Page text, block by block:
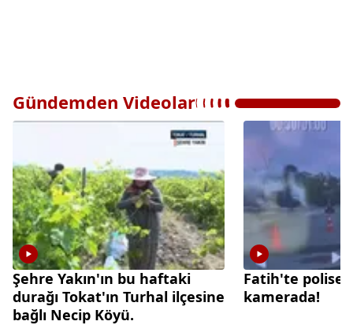
Gündemden Videolar
Şehre Yakın'ın bu haftaki
durağı Tokat'ın Turhal ilçesine
bağlı Necip Köyü.
Fatih'te polise
kamerada!